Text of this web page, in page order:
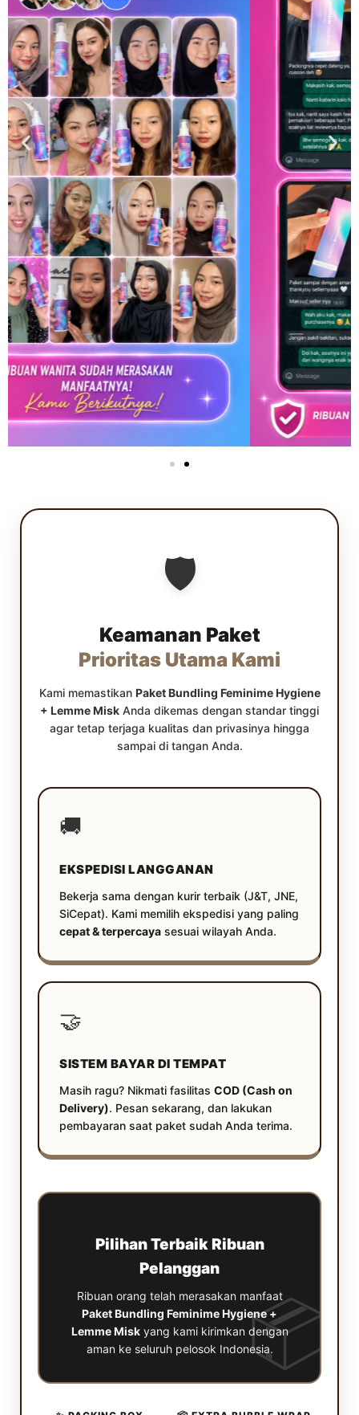
🛡️
Keamanan Paket
Prioritas Utama Kami
Kami memastikan Paket Bundling Feminime Hygiene
+ Lemme Misk Anda dikemas dengan standar tinggi
agar tetap terjaga kualitas dan privasinya hingga
sampai di tangan Anda.
🚚
EKSPEDISI LANGGANAN
Bekerja sama dengan kurir terbaik (J&T, JNE,
SiCepat). Kami memilih ekspedisi yang paling
cepat & terpercaya sesuai wilayah Anda.
🤝
SISTEM BAYAR DI TEMPAT
Masih ragu? Nikmati fasilitas COD (Cash on
Delivery). Pesan sekarang, dan lakukan
pembayaran saat paket sudah Anda terima.
📦
Pilihan Terbaik Ribuan
Pelanggan
Ribuan orang telah merasakan manfaat
Paket Bundling Feminime Hygiene +
Lemme Miskyang kami kirimkan dengan
aman ke seluruh pelosok Indonesia.